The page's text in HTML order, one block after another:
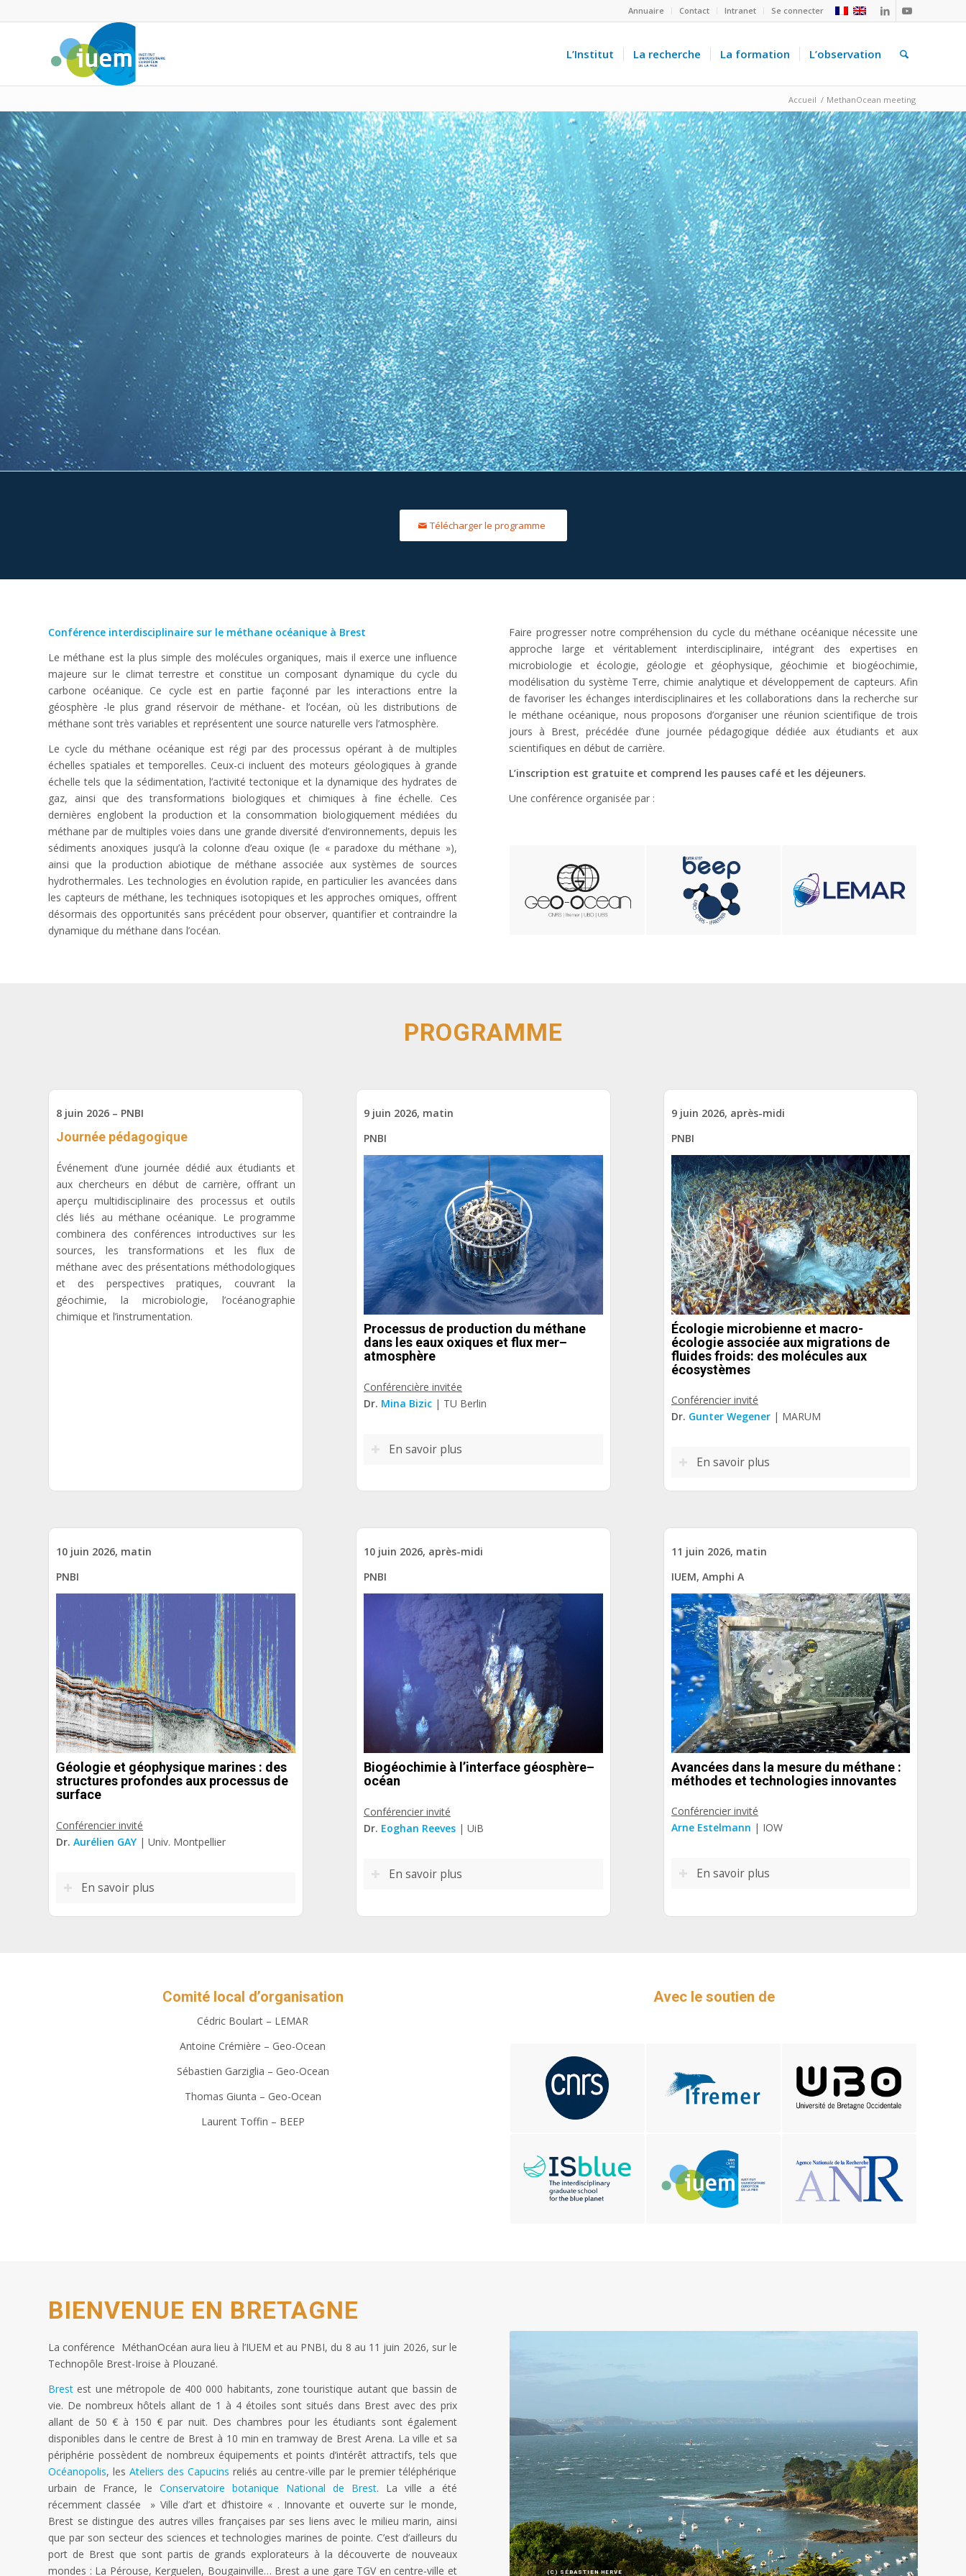
Annuaire Contact Intranet Se connecter
L’Institut La recherche La formation L’observation
Accueil / MethanOcean meeting
Télécharger le programme
Conférence interdisciplinaire sur le méthane océanique à Brest
Le méthane est la plus simple des molécules organiques, mais il exerce une influence
majeure sur le climat terrestre et constitue un composant dynamique du cycle du
carbone océanique. Ce cycle est en partie façonné par les interactions entre la
géosphère -le plus grand réservoir de méthane- et l’océan, où les distributions de
méthane sont très variables et représentent une source naturelle vers l’atmosphère.
Le cycle du méthane océanique est régi par des processus opérant à de multiples
échelles spatiales et temporelles. Ceux-ci incluent des moteurs géologiques à grande
échelle tels que la sédimentation, l’activité tectonique et la dynamique des hydrates de
gaz, ainsi que des transformations biologiques et chimiques à fine échelle. Ces
dernières englobent la production et la consommation biologiquement médiées du
méthane par de multiples voies dans une grande diversité d’environnements, depuis les
sédiments anoxiques jusqu’à la colonne d’eau oxique (le « paradoxe du méthane »),
ainsi que la production abiotique de méthane associée aux systèmes de sources
hydrothermales. Les technologies en évolution rapide, en particulier les avancées dans
les capteurs de méthane, les techniques isotopiques et les approches omiques, offrent
désormais des opportunités sans précédent pour observer, quantifier et contraindre la
dynamique du méthane dans l’océan.
Faire progresser notre compréhension du cycle du méthane océanique nécessite une
approche large et véritablement interdisciplinaire, intégrant des expertises en
microbiologie et écologie, géologie et géophysique, géochimie et biogéochimie,
modélisation du système Terre, chimie analytique et développement de capteurs. Afin
de favoriser les échanges interdisciplinaires et les collaborations dans la recherche sur
le méthane océanique, nous proposons d’organiser une réunion scientifique de trois
jours à Brest, précédée d’une journée pédagogique dédiée aux étudiants et aux
scientifiques en début de carrière.
L’inscription est gratuite et comprend les pauses café et les déjeuners.
Une conférence organisée par :
PROGRAMME
8 juin 2026 – PNBI
Journée pédagogique
Événement d’une journée dédié aux étudiants et
aux chercheurs en début de carrière, offrant un
aperçu multidisciplinaire des processus et outils
clés liés au méthane océanique. Le programme
combinera des conférences introductives sur les
sources, les transformations et les flux de
méthane avec des présentations méthodologiques
et des perspectives pratiques, couvrant la
géochimie, la microbiologie, l’océanographie
chimique et l’instrumentation.
9 juin 2026, matin
PNBI
Processus de production du méthane
dans les eaux oxiques et flux mer–
atmosphère
Conférencière invitée
Dr. Mina Bizic | TU Berlin
En savoir plus
9 juin 2026, après-midi
PNBI
Écologie microbienne et macro-
écologie associée aux migrations de
fluides froids: des molécules aux
écosystèmes
Conférencier invité
Dr. Gunter Wegener | MARUM
En savoir plus
10 juin 2026, matin
PNBI
Géologie et géophysique marines : des
structures profondes aux processus de
surface
Conférencier invité
Dr. Aurélien GAY | Univ. Montpellier
En savoir plus
10 juin 2026, après-midi
PNBI
Biogéochimie à l’interface géosphère–
océan
Conférencier invité
Dr. Eoghan Reeves | UiB
En savoir plus
11 juin 2026, matin
IUEM, Amphi A
Avancées dans la mesure du méthane :
méthodes et technologies innovantes
Conférencier invité
Arne Estelmann | IOW
En savoir plus
Comité local d’organisation
Cédric Boulart – LEMAR
Antoine Crémière – Geo-Ocean
Sébastien Garziglia – Geo-Ocean
Thomas Giunta – Geo-Ocean
Laurent Toffin – BEEP
Avec le soutien de
BIENVENUE EN BRETAGNE
La conférence MéthanOcéan aura lieu à l’IUEM et au PNBI, du 8 au 11 juin 2026, sur le
Technopôle Brest-Iroise à Plouzané.
Brest est une métropole de 400 000 habitants, zone touristique autant que bassin de
vie. De nombreux hôtels allant de 1 à 4 étoiles sont situés dans Brest avec des prix
allant de 50 € à 150 € par nuit. Des chambres pour les étudiants sont également
disponibles dans le centre de Brest à 10 min en tramway de Brest Arena. La ville et sa
périphérie possèdent de nombreux équipements et points d’intérêt attractifs, tels que
Océanopolis, les Ateliers des Capucins reliés au centre-ville par le premier téléphérique
urbain de France, le Conservatoire botanique National de Brest. La ville a été
récemment classée » Ville d’art et d’histoire « . Innovante et ouverte sur le monde,
Brest se distingue des autres villes françaises par ses liens avec le milieu marin, ainsi
que par son secteur des sciences et technologies marines de pointe. C’est d’ailleurs du
port de Brest que sont partis de grands explorateurs à la découverte de nouveaux
mondes : La Pérouse, Kerguelen, Bougainville… Brest a une gare TGV en centre-ville et
(C) SÉBASTIEN HERVE